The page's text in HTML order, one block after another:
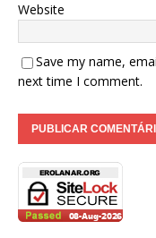
Website
Save my name,
next time I comment.